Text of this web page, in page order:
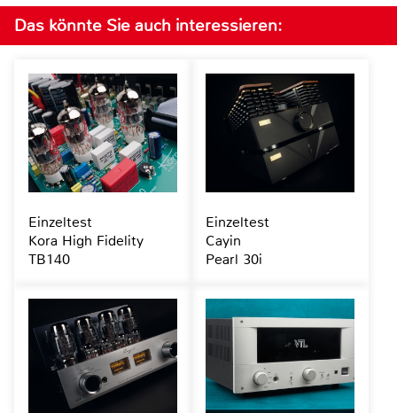
Das könnte Sie auch interessieren:
Einzeltest
Kora High Fidelity
TB140
Einzeltest
Cayin
Pearl 30i